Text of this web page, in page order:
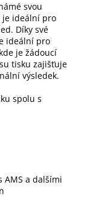
svou
je ideální pro
Díky své
ideální pro
je žádoucí
tisku zajišťuje
výsledek.
spolu s
a dalšími